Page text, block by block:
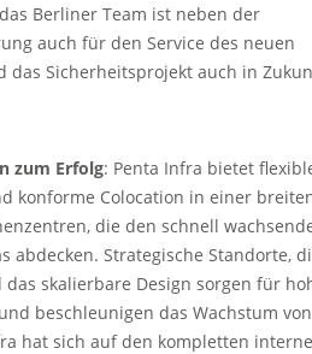
Berliner Team ist neben der
auch für den Service des neuen
das Sicherheitsprojekt auch in
zum Erfolg: Penta Infra bietet
konforme Colocation in einer
die den schnell
abdecken. Strategische Standorte,
skalierbare Design sorgen für
beschleunigen das Wachstum von
hat sich auf den kompletten